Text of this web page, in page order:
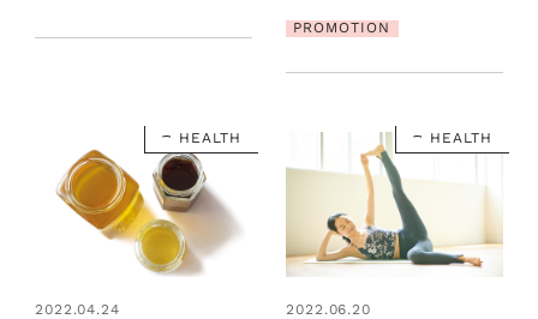
やか
PROMOTION
HEALTH
2022.04.24
HEALTH
2022.06.20